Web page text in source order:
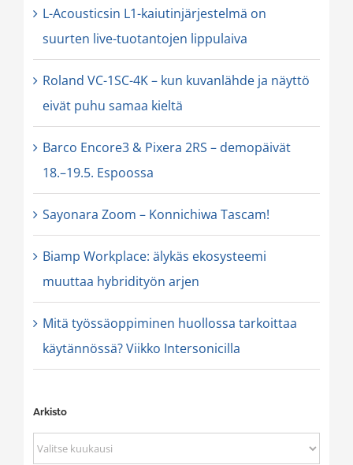
L-Acousticsin L1-kaiutinjärjestelmä on
suurten live-tuotantojen lippulaiva
Roland VC-1SC-4K – kun kuvanlähde ja näyttö
eivät puhu samaa kieltä
Barco Encore3 & Pixera 2RS – demopäivät
18.–19.5. Espoossa
Sayonara Zoom – Konnichiwa Tascam!
Biamp Workplace: älykäs ekosysteemi
muuttaa hybridityön arjen
Mitä työssäoppiminen huollossa tarkoittaa
käytännössä? Viikko Intersonicilla
Arkisto
Arkisto